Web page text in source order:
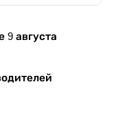
9 августа